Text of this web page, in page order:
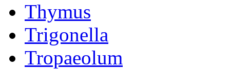
Thymus
Trigonella
Tropaeolum